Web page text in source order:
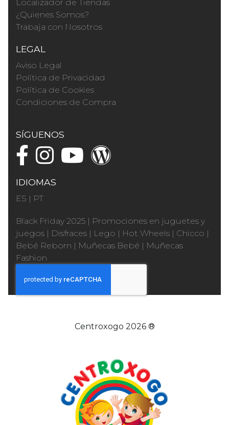
Localizador de Tiendas
¿Quienes Somos?
Trabaja con Nosotros
LEGAL
Aviso Legal
Política de Privacidad
Política de Cookies
Condiciones de Compra
SÍGUENOS
IDIOMAS
ES | PT
Black Friday 2025 | Promociones en juguetes y
juegos | Disfraces | Lego | Hot Wheels | Chicco |
Bebé Reborn | Muñecas Bebé | Muñecas
Fashion
Centroxogo 2026 ®